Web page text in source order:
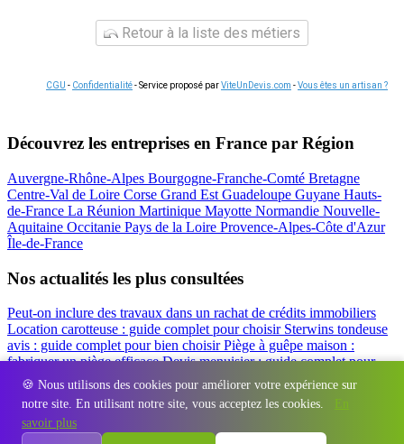
🍪 Nous utilisons des cookies pour améliorer votre expérience sur
notre site. En utilisant notre site, vous acceptez les cookies.
En
savoir plus
Retour à la liste des métiers
CGU - Confidentialité- Service proposé parViteUnDevis.com -Vous êtes un artisan ?
Découvrez les entreprises en France par Région
Auvergne-Rhône-Alpes Bourgogne-Franche-Comté Bretagne
Centre-Val de Loire Corse Grand Est Guadeloupe Guyane Hauts-
de-France La Réunion Martinique Mayotte Normandie Nouvelle-
Aquitaine Occitanie Pays de la Loire Provence-Alpes-Côte d'Azur
Île-de-France
Nos actualités les plus consultées
Peut-on inclure des travaux dans un rachat de crédits immobiliers
Location carotteuse : guide complet pour choisir Sterwins tondeuse
avis : guide complet pour bien choisirPiège à guêpe maison :
fabriquer un piège efficaceDevis menuisier : guide complet pour
obtenir le meilleur prix
Simulation rachat de crédit : regrouper prêt
travaux et crédits
Régions - Départements - Villes - Entreprises - Marques Contact
Espace presse